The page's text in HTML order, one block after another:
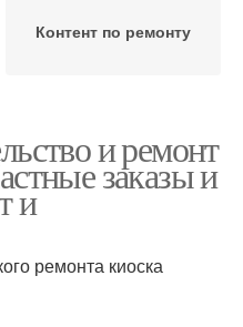
Контент по ремонту
и ремонт
заказы и
и
ремонта киоска